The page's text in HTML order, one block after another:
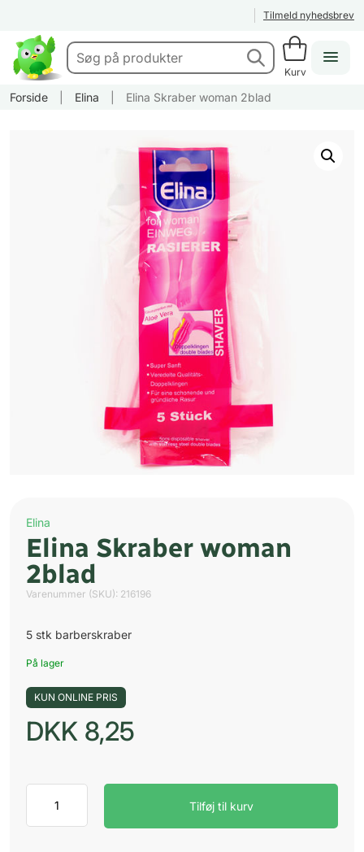
Tilmeld nyhedsbrev
Kurv
Forside Elina Elina Skraber woman 2blad
Elina
Elina Skraber woman
2blad
Varenummer (SKU): 216196
5 stk barberskraber
På lager
KUN ONLINE PRIS
DKK 8,25
Skraber
woman
Tilføj til kurv